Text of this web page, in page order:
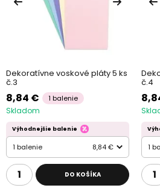
Dekoratívne voskové pláty 5 ks
č.3
8,84 € 1 balenie
Skladom
Výhodnejšie balenie
1 balenie 8,84 €
DO KOŠÍKA
č.4
1